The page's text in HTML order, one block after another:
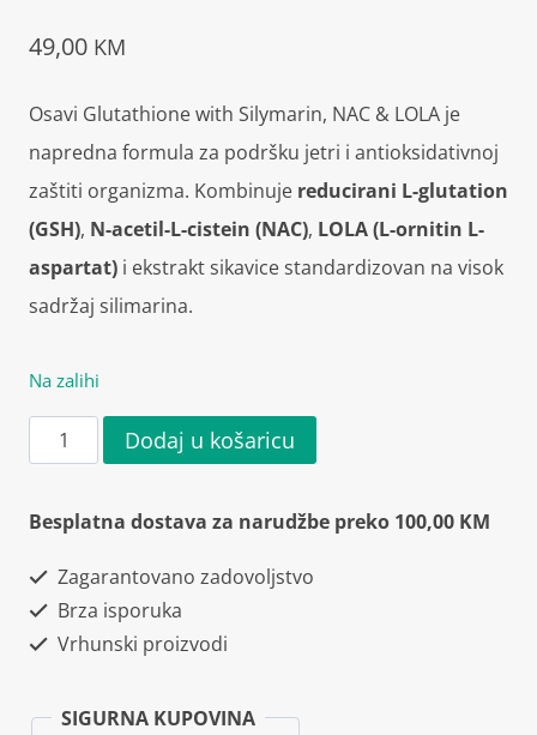
49,00 KM
Osavi Glutathione with Silymarin, NAC & LOLA je
napredna formula za podršku jetri i antioksidativnoj
zaštiti organizma. Kombinuje reducirani L-glutation
(GSH), N-acetil-L-cistein (NAC), LOLA (L-ornitin L-
aspartat) i ekstrakt sikavice standardizovan na visok
sadržaj silimarina.
Na zalihi
Osavi
Glutathione
with
NAC
&
Dodaj u košaricu
Besplatna dostava za narudžbe preko 100,00 KM
Zagarantovano zadovoljstvo
Brza isporuka
Vrhunski proizvodi
SIGURNA KUPOVINA